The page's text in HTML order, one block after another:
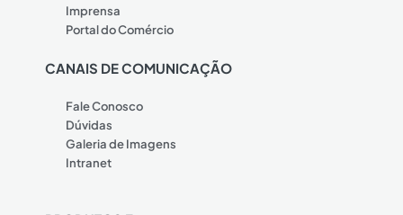
Imprensa
Portal do Comércio
CANAIS DE COMUNICAÇÃO
Fale Conosco
Dúvidas
Galeria de Imagens
Intranet